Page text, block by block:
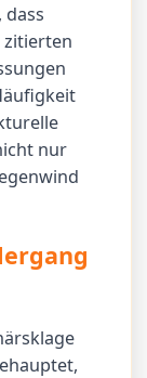
zitierten
nur